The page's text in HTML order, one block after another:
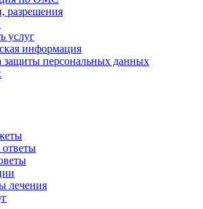
разрешения
услуг
информация
защиты персональных данных
лечения